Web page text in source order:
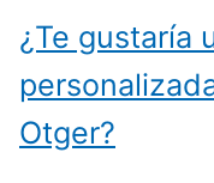
Nombres
Nombres
¿Te gustaría
Otger?